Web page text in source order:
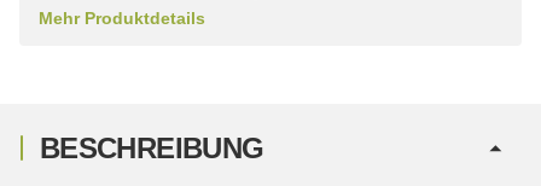
Mehr Produktdetails
BESCHREIBUNG